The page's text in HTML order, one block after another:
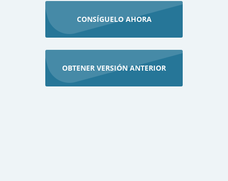
CONSÍGUELO AHORA
OBTENER VERSIÓN ANTERIOR